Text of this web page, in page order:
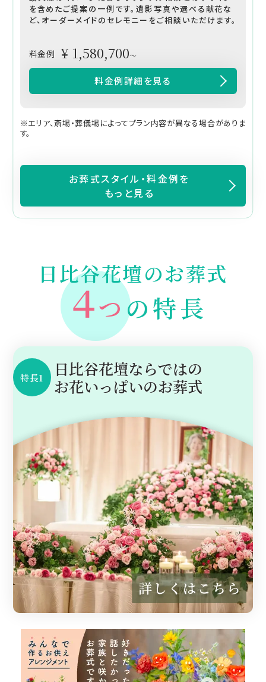
を含めたご提案の一例です。遺影写真や選べる献花な
ど、オーダーメイドのセレモニーをご相談いただけます。
料金例 ¥ 1,580,700～
料金例詳細を見る
※エリア、斎場・葬儀場によってプラン内容が異なる場合がありま
す。
お葬式スタイル・料金例を
もっと見る
日比谷花壇のお葬式
４つ の特長
特長1
日比谷花壇ならではの
お花いっぱいのお葬式